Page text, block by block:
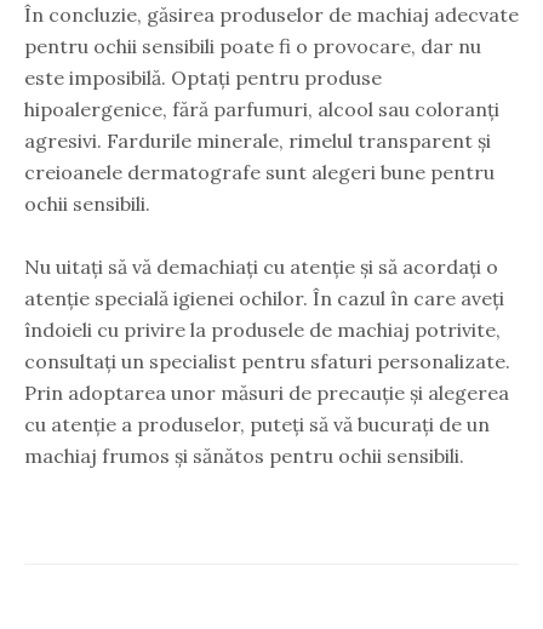
În concluzie, găsirea produselor de machiaj adecvate
pentru ochii sensibili poate fi o provocare, dar nu
este imposibilă. Optați pentru produse
hipoalergenice, fără parfumuri, alcool sau coloranți
agresivi. Fardurile minerale, rimelul transparent și
creioanele dermatografe sunt alegeri bune pentru
ochii sensibili.
Nu uitați să vă demachiați cu atenție și să acordați o
atenție specială igienei ochilor. În cazul în care aveți
îndoieli cu privire la produsele de machiaj potrivite,
consultați un specialist pentru sfaturi personalizate.
Prin adoptarea unor măsuri de precauție și alegerea
cu atenție a produselor, puteți să vă bucurați de un
machiaj frumos și sănătos pentru ochii sensibili.